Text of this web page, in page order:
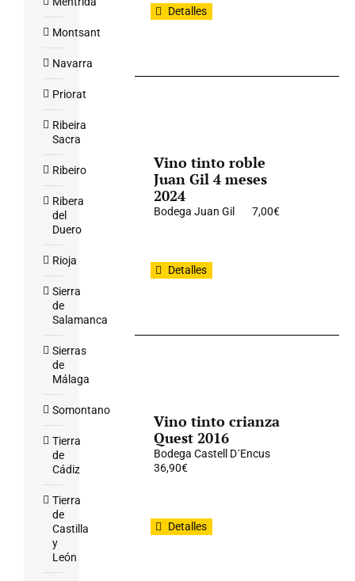
Detalles
Vino tinto roble
Juan Gil 4 meses
2024
Bodega Juan Gil 7,00€
Detalles
Vino tinto crianza
Quest 2016
Bodega Castell D´Encus
36,90€
Detalles
Montsant
Navarra
Priorat
Ribeira
Sacra
Ribeiro
Ribera
del
Duero
Rioja
Sierra
de
Salamanca
Sierras
de
Málaga
Somontano
Tierra
de
Cádiz
Tierra
de
Castilla
y
León